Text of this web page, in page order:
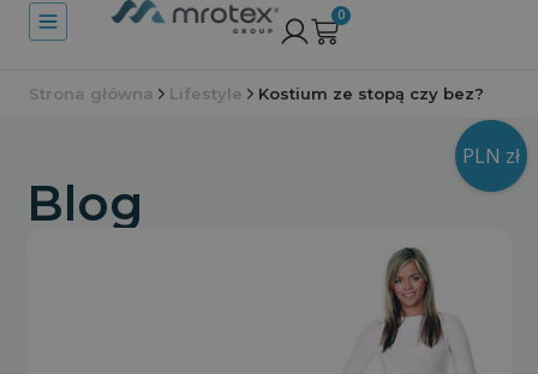
0
Strona główna Lifestyle Kostium ze stopą czy bez?
Blog
PLN zł